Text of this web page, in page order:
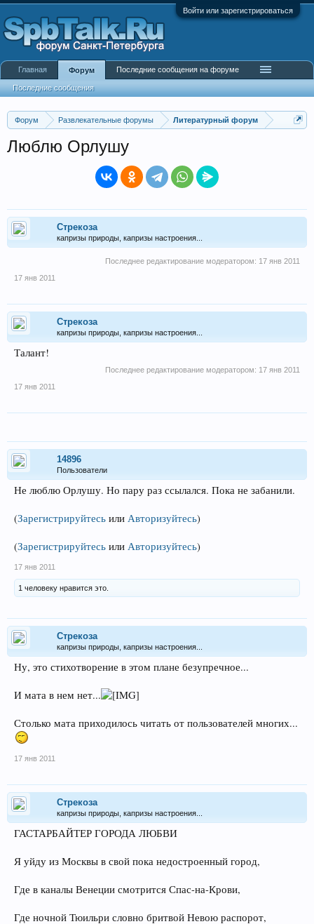
Войти или зарегистрироваться
Форум Развлекательные форумы Литературный форум
Люблю Орлушу
Стрекоза
капризы природы, капризы настроения...
Последнее редактирование модератором: 17 янв 2011
17 янв 2011
Стрекоза
капризы природы, капризы настроения...
Талант!
Последнее редактирование модератором: 17 янв 2011
17 янв 2011
14896
Пользователи
Не люблю Орлушу. Но пару раз ссылался. Пока не забанили.
(Зарегистрируйтесь или Авторизуйтесь)
(Зарегистрируйтесь или Авторизуйтесь)
17 янв 2011
1 человеку нравится это.
Стрекоза
капризы природы, капризы настроения...
Ну, это стихотворение в этом плане безупречное...
И мата в нем нет...
Столько мата приходилось читать от пользователей многих...
17 янв 2011
Стрекоза
капризы природы, капризы настроения...
ГАСТАРБАЙТЕР ГОРОДА ЛЮБВИ
Я уйду из Москвы в свой пока недостроенный город,
Где в каналы Венеции смотрится Спас-на-Крови,
Где ночной Тюильри словно бритвой Невою распорот,
Главная Форум
Последние сообщения
Последние сообщения на форуме